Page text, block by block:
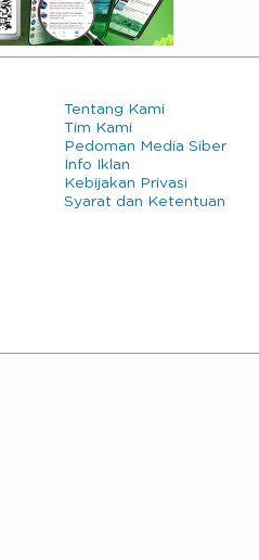
Tentang Kami
Tim Kami
Pedoman Media Siber
Info Iklan
Kebijakan Privasi
Syarat dan Ketentuan